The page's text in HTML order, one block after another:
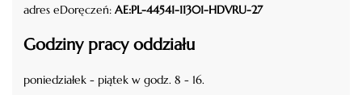
adres eDoręczeń: AE:PL-44541-11301-HDVRU-27
Godziny pracy oddziału
poniedziałek - piątek w godz. 8 - 16.